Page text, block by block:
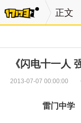
正文
《闪电十一人
2013-07-07 00:00:00
雷门中学